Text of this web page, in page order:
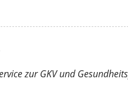
zur GKVund